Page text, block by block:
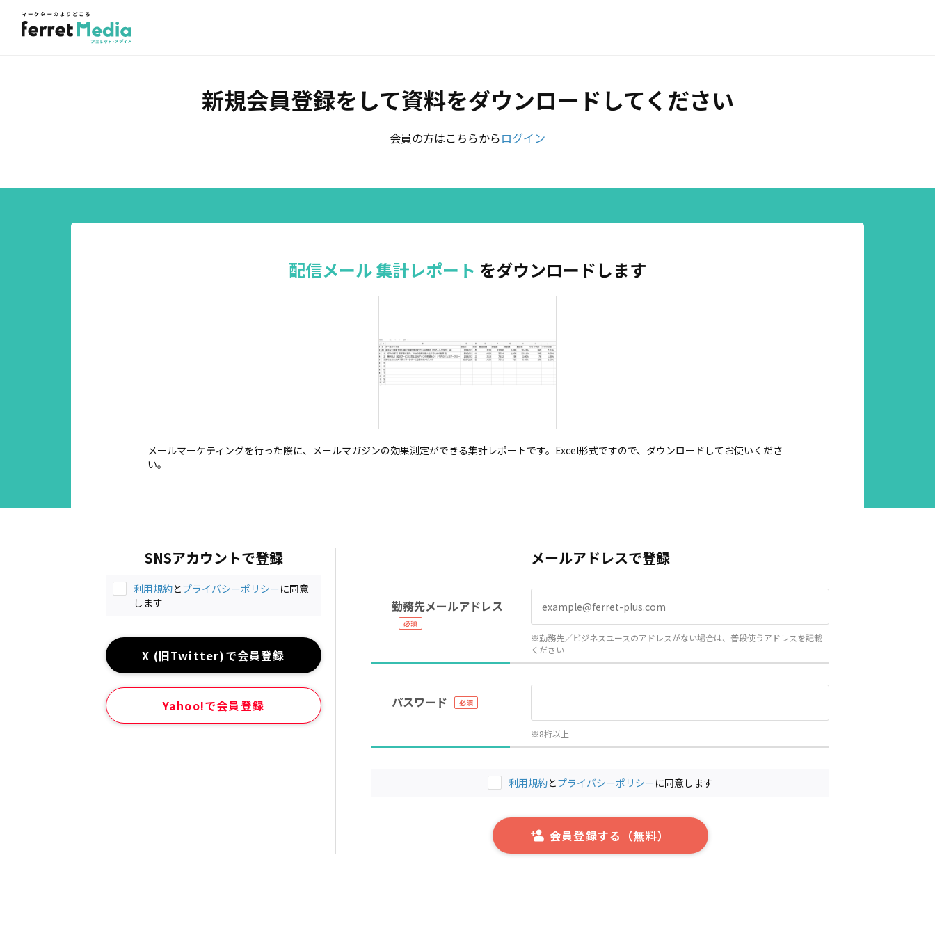
新規会員登録をして資料をダウンロードしてください
会員の方はこちらからログイン
配信メール 集計レポート をダウンロードします
メールマーケティングを行った際に、メールマガジンの効果測定ができる集計レポートです。Excel形式ですので、ダウンロードしてお使いくださ
い。
SNSアカウントで登録
利用規約とプライバシーポリシーに同意
します
X (旧Twitter)で会員登録
Yahoo!で会員登録
メールアドレスで登録
勤務先メールアドレス
※勤務先／ビジネスユースのアドレスがない場合は、普段使うアドレスを記載
ください
パスワード
※8桁以上
利用規約とプライバシーポリシーに同意します
会員登録する（無料）